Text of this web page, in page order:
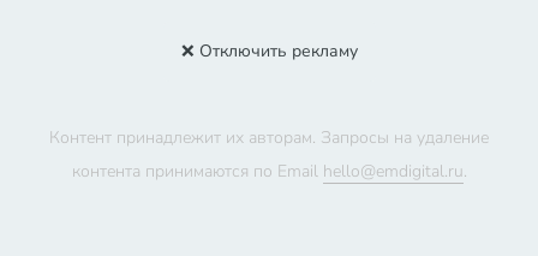
❌ Отключить рекламу
Контент принадлежит их авторам. Запросы на удаление
контента принимаются по Email hello@emdigital.ru.